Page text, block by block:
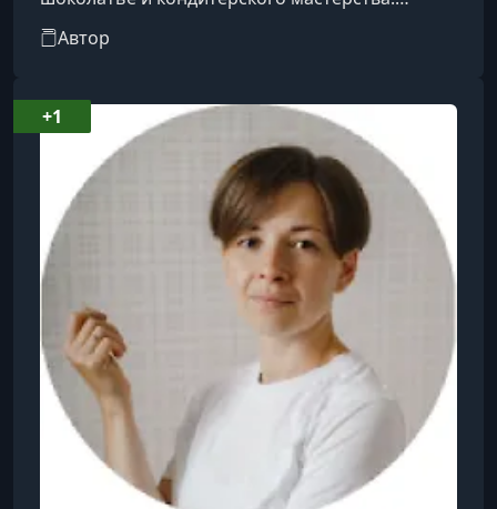
Основанная в 2002 году в Мельбурне,
Австралия, она стала первой в своем роде в
предоставляя профессиональным шеф-
поварам и увлеченным кулинарам
возможность расширить свои знания и
навыки. Школа предлагает более 40 курсов,
охватывающих различные аспекты
кондитерского искусства и шоколадного дела,
подходящие как д
Автор
+1